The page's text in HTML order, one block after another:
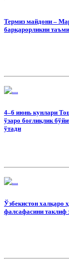
Термиз майдони –
барқарорликни
4–6 июнь кунлари
ўзаро боғлиқлик
ўтади
Ўзбекистон халқаро
фалсафасини таклиф